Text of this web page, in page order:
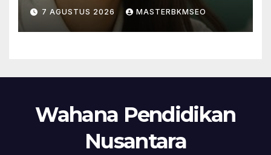
7 AGUSTUS 2026 MASTERBKMSEO
Wahana Pendidikan
Nusantara